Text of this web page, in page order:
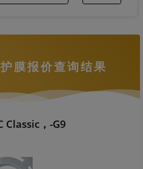
膜报价查询结果
Classic，-G9